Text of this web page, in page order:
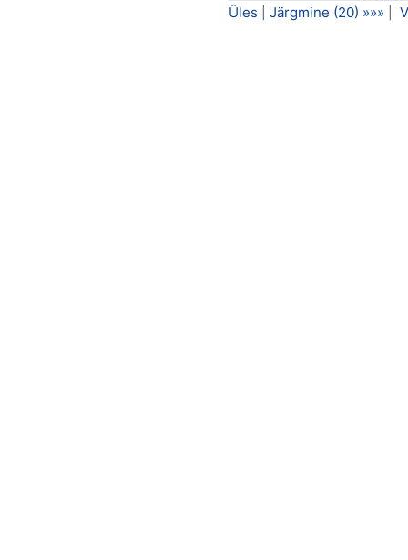
Üles
Järgmine (20) »»»